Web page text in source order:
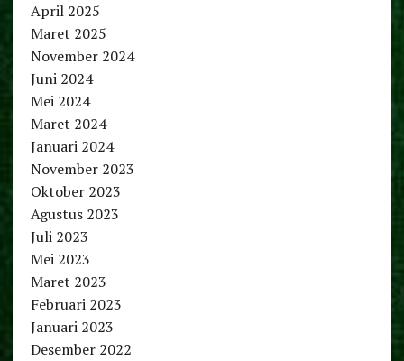
April 2025
Maret 2025
November 2024
Juni 2024
Mei 2024
Maret 2024
Januari 2024
November 2023
Oktober 2023
Agustus 2023
Juli 2023
Mei 2023
Maret 2023
Februari 2023
Januari 2023
Desember 2022